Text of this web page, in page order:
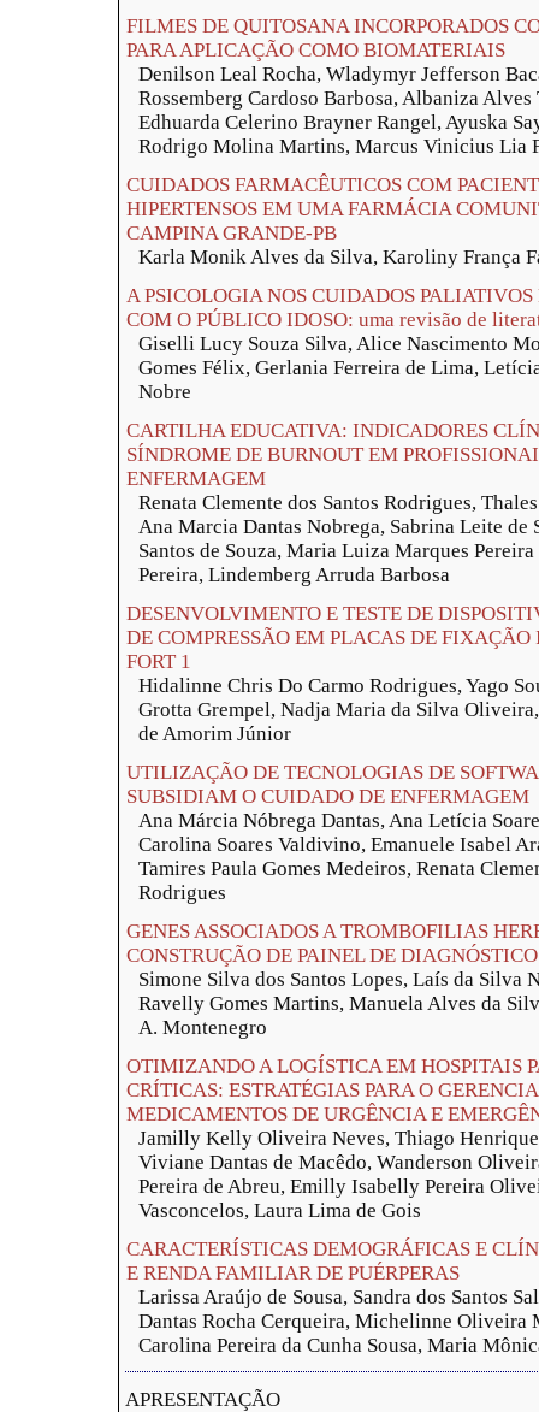
FILMES DE QUITOSANA INCORPORADOS
PARA APLICAÇÃO COMO BIOMATERIAIS
Denilson Leal Rocha, Wladymyr Jefferson
Rossemberg Cardoso Barbosa, Albaniza Alves
Edhuarda Celerino Brayner Rangel, Ayuska
Rodrigo Molina Martins, Marcus Vinicius Lia
CUIDADOS FARMACÊUTICOS COM
HIPERTENSOS EM UMA FARMÁCIA
CAMPINA GRANDE-PB
Karla Monik Alves da Silva, Karoliny França
A PSICOLOGIA NOS CUIDADOS
COM O PÚBLICO IDOSO: uma revisão de
Giselli Lucy Souza Silva, Alice Nascimento
Gomes Félix, Gerlania Ferreira de Lima,
Nobre
CARTILHA EDUCATIVA: INDICADORES
SÍNDROME DE BURNOUT EM
ENFERMAGEM
Renata Clemente dos Santos Rodrigues,
Ana Marcia Dantas Nobrega, Sabrina Leite
Santos de Souza, Maria Luiza Marques
Pereira, Lindemberg Arruda Barbosa
DESENVOLVIMENTO E TESTE DE
DE COMPRESSÃO EM PLACAS DE
FORT 1
Hidalinne Chris Do Carmo Rodrigues, Yago
Grotta Grempel, Nadja Maria da Silva
de Amorim Júnior
UTILIZAÇÃO DE TECNOLOGIAS DE
SUBSIDIAM O CUIDADO DE ENFERMAGEM
Ana Márcia Nóbrega Dantas, Ana Letícia
Carolina Soares Valdivino, Emanuele Isabel
Tamires Paula Gomes Medeiros, Renata
Rodrigues
GENES ASSOCIADOS A TROMBOFILIAS
CONSTRUÇÃO DE PAINEL DE
Simone Silva dos Santos Lopes, Laís da Silva
Ravelly Gomes Martins, Manuela Alves da
A. Montenegro
OTIMIZANDO A LOGÍSTICA EM HOSPITAIS
CRÍTICAS: ESTRATÉGIAS PARA O
MEDICAMENTOS DE URGÊNCIA E
Jamilly Kelly Oliveira Neves, Thiago
Viviane Dantas de Macêdo, Wanderson
Pereira de Abreu, Emilly Isabelly Pereira
Vasconcelos, Laura Lima de Gois
CARACTERÍSTICAS DEMOGRÁFICAS E
E RENDA FAMILIAR DE PUÉRPERAS
Larissa Araújo de Sousa, Sandra dos Santos
Dantas Rocha Cerqueira, Michelinne Oliveira
Carolina Pereira da Cunha Sousa, Maria
APRESENTAÇÃO